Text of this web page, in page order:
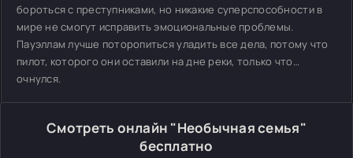
бороться с преступниками, но никакие суперспособности в
мире не смогут исправить эмоциональные проблемы.
Пауэллам лучше поторопиться уладить все дела, потому что
пилот, которого они оставили на дне реки, только что…
очнулся.
Смотреть онлайн "Необычная семья"
бесплатно